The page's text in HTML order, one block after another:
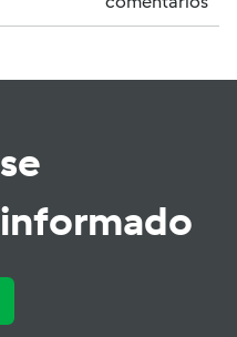
se
informado